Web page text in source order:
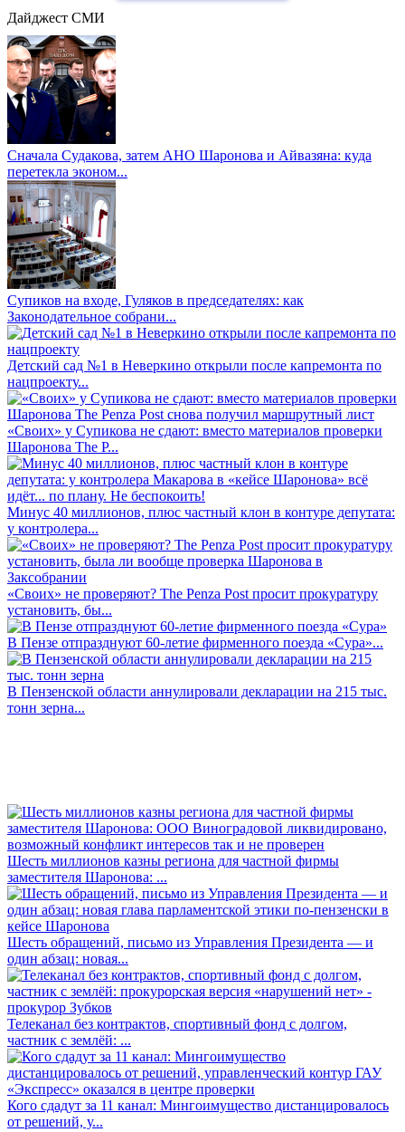
Дайджест СМИ
Сначала Судакова, затем АНО Шаронова и Айвазяна: куда
перетекла эконом...
Супиков на входе, Гуляков в председателях: как
Законодательное собрани...
Детский сад №1 в Неверкино открыли после капремонта по
нацпроекту...
«Своих» у Супикова не сдают: вместо материалов проверки
Шаронова The P...
Минус 40 миллионов, плюс частный клон в контуре депутата:
у контролера...
«Своих» не проверяют? The Penza Post просит прокуратуру
установить, бы...
В Пензе отпразднуют 60-летие фирменного поезда «Сура»...
В Пензенской области аннулировали декларации на 215 тыс.
тонн зерна...
Шесть миллионов казны региона для частной фирмы
заместителя Шаронова: ...
Шесть обращений, письмо из Управления Президента — и
один абзац: новая...
Телеканал без контрактов, спортивный фонд с долгом,
частник с землёй: ...
Кого сдадут за 11 канал: Мингоимущество дистанцировалось
от решений, у...